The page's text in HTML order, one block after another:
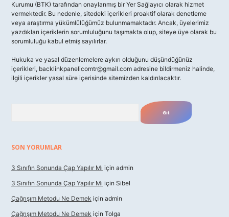
Kurumu (BTK) tarafından onaylanmış bir Yer Sağlayıcı olarak hizmet
vermektedir. Bu nedenle, sitedeki içerikleri proaktif olarak denetleme
veya araştırma yükümlülüğümüz bulunmamaktadır. Ancak, üyelerimiz
yazdıkları içeriklerin sorumluluğunu taşımakta olup, siteye üye olarak bu
sorumluluğu kabul etmiş sayılırlar.
Hukuka ve yasal düzenlemelere aykırı olduğunu düşündüğünüz
içerikleri, backlinkpanelicomtr@gmail.com adresine bildirmeniz halinde,
ilgili içerikler yasal süre içerisinde sitemizden kaldırılacaktır.
SON YORUMLAR
3 Sınıfın Sonunda Çap Yapılır Mı için admin
3 Sınıfın Sonunda Çap Yapılır Mı için Sibel
Çağrışım Metodu Ne Demek için admin
Çağrışım Metodu Ne Demek için Tolga